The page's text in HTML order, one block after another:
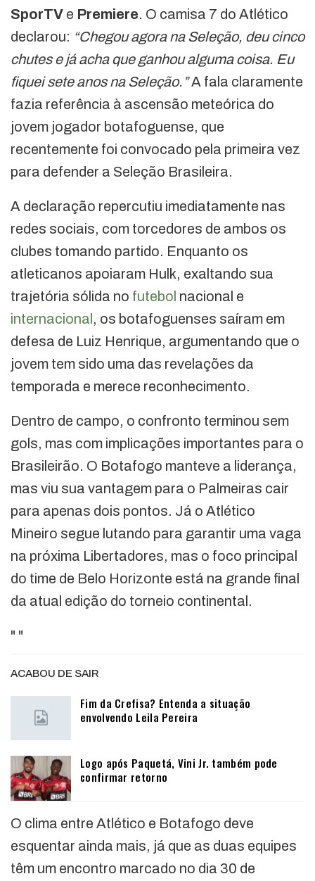
SporTV e Premiere. O camisa 7 do Atlético
declarou: “Chegou agora na Seleção, deu cinco
chutes e já acha que ganhou alguma coisa. Eu
fiquei sete anos na Seleção.”A fala claramente
fazia referência à ascensão meteórica do
jovem jogador botafoguense, que
recentemente foi convocado pela primeira vez
para defender a Seleção Brasileira.
A declaração repercutiu imediatamente nas
redes sociais, com torcedores de ambos os
clubes tomando partido. Enquanto os
atleticanos apoiaram Hulk, exaltando sua
trajetória sólida no futebol nacional e
internacional , os botafoguenses saíram em
defesa de Luiz Henrique, argumentando que o
jovem tem sido uma das revelações da
temporada e merece reconhecimento.
Dentro de campo, o confronto terminou sem
gols, mas com implicações importantes para o
Brasileirão. O Botafogo manteve a liderança,
mas viu sua vantagem para o Palmeiras cair
para apenas dois pontos. Já o Atlético
Mineiro segue lutando para garantir uma vaga
na próxima Libertadores, mas o foco principal
do time de Belo Horizonte está na grande final
da atual edição do torneio continental.
" "
ACABOU DE SAIR
Fim da Crefisa? Entenda a situação
envolvendo Leila Pereira
Logo após Paquetá, Vini Jr. também pode
confirmar retorno
O clima entre Atlético e Botafogo deve
esquentar ainda mais, já que as duas equipes
têm um encontro marcado no dia 30 de